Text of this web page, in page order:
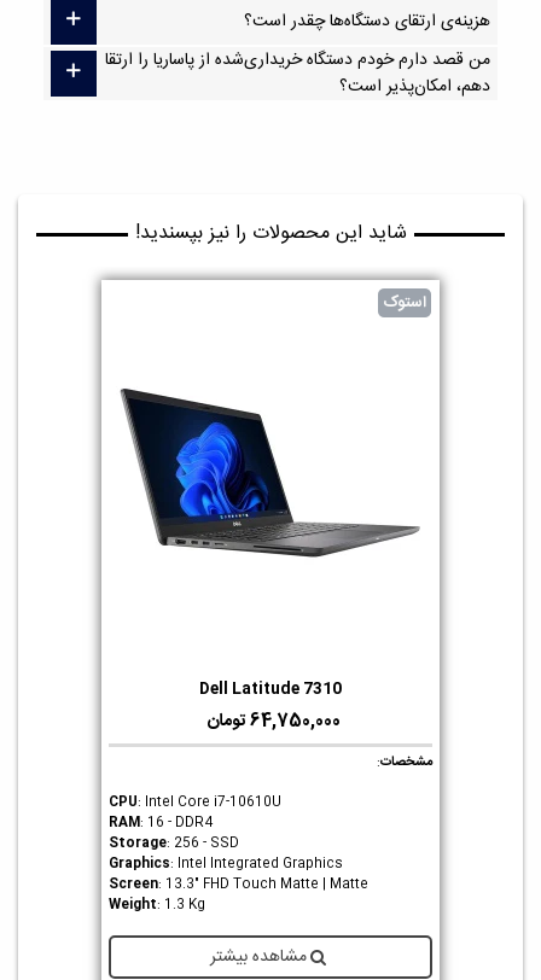
هزینه‌ی ارتقای دستگاه‌ها چقدر است؟
من قصد دارم خودم دستگاه خریداری‌شده از پاساریا را ارتقا
دهم، امکان‌پذیر است؟
شاید این محصولات را نیز بپسندید!
استوک
Dell Latitude 7310
64,750,000 تومان
مشخصات:
CPU: Intel Core i7-10610U
RAM: 16 - DDR4
Storage: 256 - SSD
Graphics: Intel Integrated Graphics
Screen: 13.3" FHD Touch Matte | Matte
Weight: 1.3 Kg
مشاهده بیشتر